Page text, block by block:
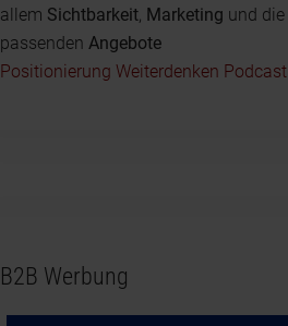
allem Sichtbarkeit, Marketing und die
passenden Angebote
Positionierung Weiterdenken Podcast
B2B Werbung